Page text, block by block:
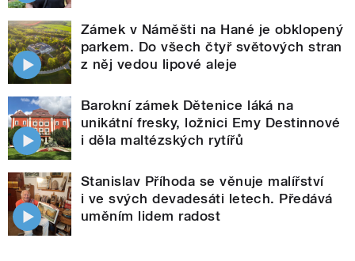
Zámek v Náměšti na Hané je obklopený
parkem. Do všech čtyř světových stran
z něj vedou lipové aleje
Barokní zámek Dětenice láká na
unikátní fresky, ložnici Emy Destinnové
i děla maltézských rytířů
Stanislav Příhoda se věnuje malířství
i ve svých devadesáti letech. Předává
uměním lidem radost